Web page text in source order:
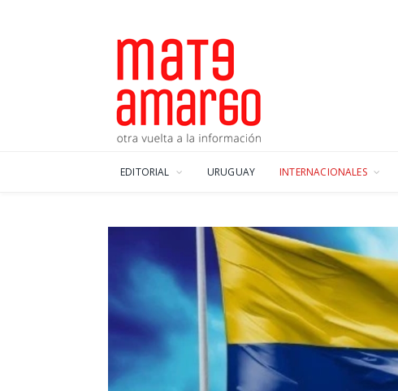
EDITORIAL URUGUAY INTERNACIONALES